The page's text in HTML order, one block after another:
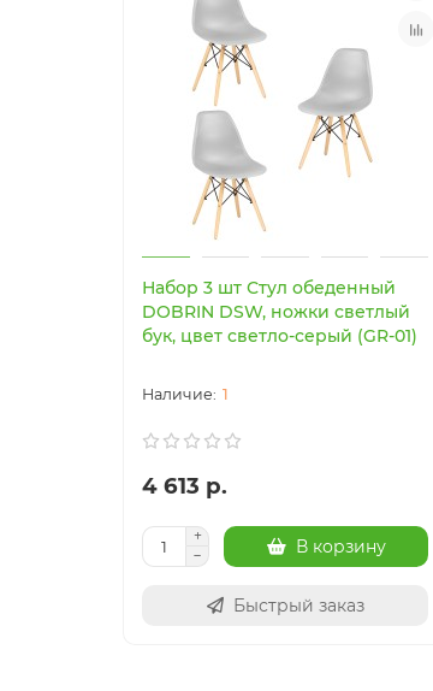
Набор 3 шт Стул обеденный
DOBRIN DSW, ножки светлый
бук, цвет светло-серый (GR-01)
1
4 613 р.
В корзину
Быстрый заказ